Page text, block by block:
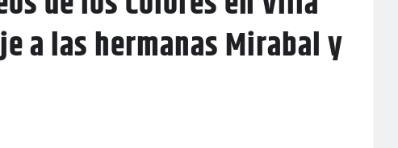
a las hermanas Mirabal y